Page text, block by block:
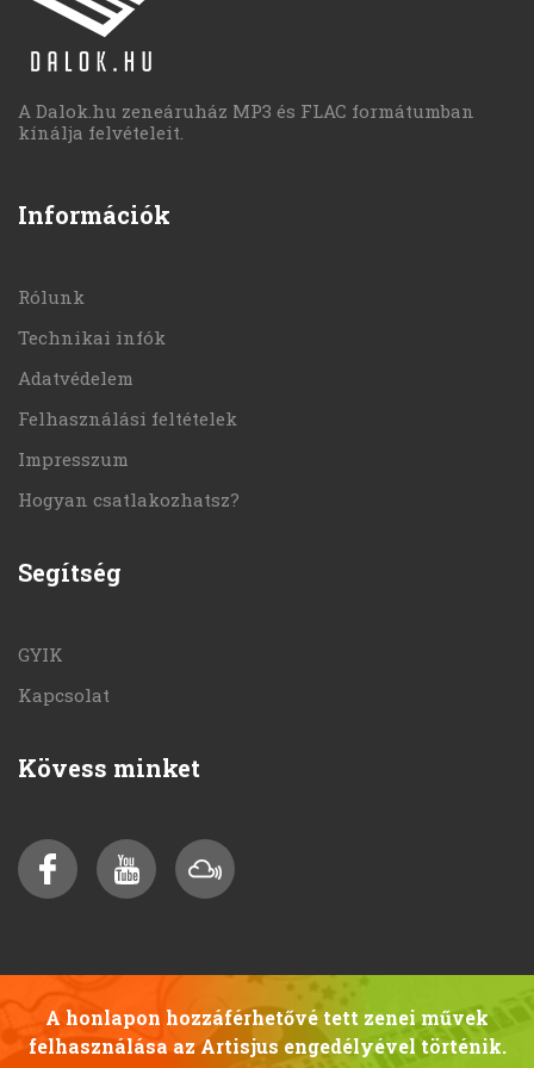
A Dalok.hu zeneáruház MP3 és FLAC formátumban
kínálja felvételeit.
Információk
Rólunk
Technikai infók
Adatvédelem
Felhasználási feltételek
Impresszum
Hogyan csatlakozhatsz?
Segítség
GYIK
Kapcsolat
Kövess minket
A honlapon hozzáférhetővé tett zenei művek
felhasználása az Artisjus engedélyével történik.